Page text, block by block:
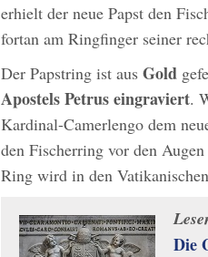
erhielt der neue Papst den
fortan am Ringfinger seiner
Der Papstring ist aus Gold
Apostels Petrus eingraviert.
Kardinal-Camerlengo dem
den Fischerring vor den
Ring wird in den
Die